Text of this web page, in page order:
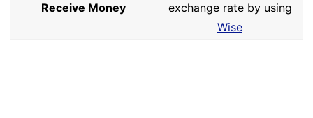
Receive Money
exchange rate by using
Wise